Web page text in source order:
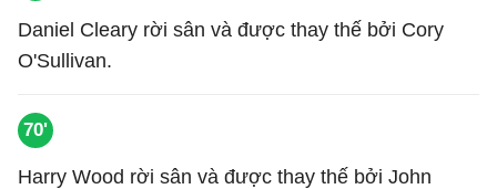
Daniel Cleary rời sân và được thay thế bởi Cory
O'Sullivan.
70'
Harry Wood rời sân và được thay thế bởi John